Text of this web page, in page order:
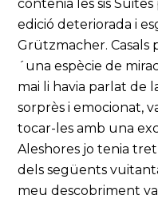
contenia les sis
edició deteriorada i
Grützmacher. Casals
´una espècie de
mai li havia parlat de
sorprès i emocionat,
tocar-les amb una
Aleshores jo tenia
dels següents
meu descobriment